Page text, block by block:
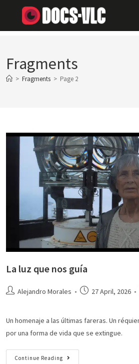
Fragments
> Fragments > Page 2
La luz que nos guía
Alejandro Morales 27 April, 2026
Un homenaje a las últimas fareras. Un
por una forma de vida que se extingue.
Continue Reading